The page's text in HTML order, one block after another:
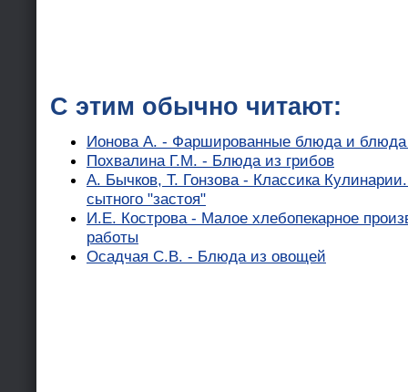
С этим обычно читают:
Ионова А. - Фаршированные блюда и блюда
Похвалина Г.М. - Блюда из грибов
А. Бычков, Т. Гонзова - Классика
сытного "застоя"
И.Е. Кострова - Малое хлебопекарное
работы
Осадчая С.В. - Блюда из овощей